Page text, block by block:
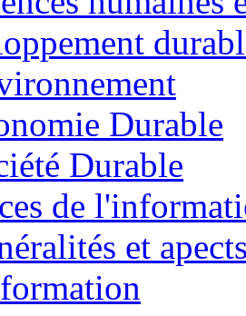
Durable
Durable
de
et